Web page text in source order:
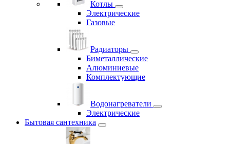
Котлы
Электрические
Газовые
Радиаторы
Биметаллические
Алюминиевые
Комплектующие
Водонагреватели
Электрические
Бытовая сантехника